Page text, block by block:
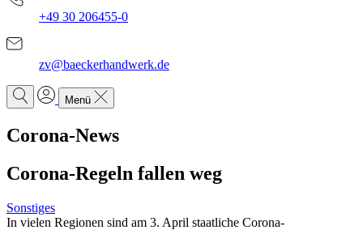
+49 30 206455-0
zv@baeckerhandwerk.de
Menü
Corona-News
Corona-Regeln fallen weg
Sonstiges
In vielen Regionen sind am 3. April staatliche Corona-